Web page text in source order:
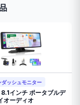
ダッシュモニター
インチ ポータブルデ
オーディオ